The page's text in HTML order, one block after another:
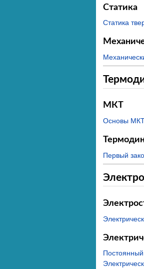
Статика
Статика
МКТ
Основы
Первый
Постоянный